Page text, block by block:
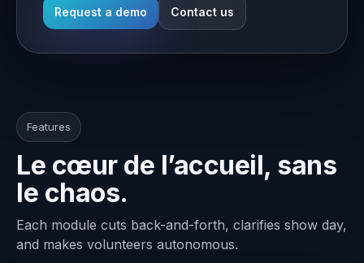
Request a demo Contact us
Features
Le cœur de l’accueil, sans
le chaos.
Each module cuts back-and-forth, clarifies show day,
and makes volunteers autonomous.